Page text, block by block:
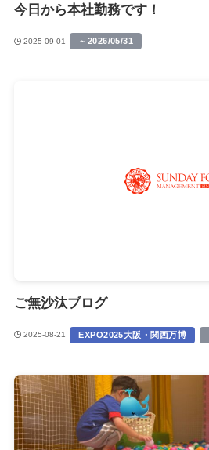
今日から本社勤務です！
2025-09-01 ～2026/05/31
ご無沙汰ブログ
2025-08-21 EXPO2025大阪・関西万博